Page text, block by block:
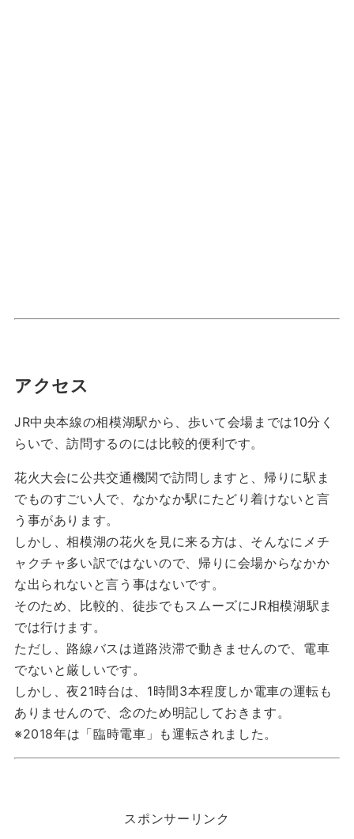
アクセス
JR中央本線の相模湖駅から、歩いて会場までは10分く
らいで、訪問するのには比較的便利です。
花火大会に公共交通機関で訪問しますと、帰りに駅ま
でものすごい人で、なかなか駅にたどり着けないと言
う事があります。
しかし、相模湖の花火を見に来る方は、そんなにメチ
ャクチャ多い訳ではないので、帰りに会場からなかか
な出られないと言う事はないです。
そのため、比較的、徒歩でもスムーズにJR相模湖駅ま
では行けます。
ただし、路線バスは道路渋滞で動きませんので、電車
でないと厳しいです。
しかし、夜21時台は、1時間3本程度しか電車の運転も
ありませんので、念のため明記しておきます。
※2018年は「臨時電車」も運転されました。
スポンサーリンク